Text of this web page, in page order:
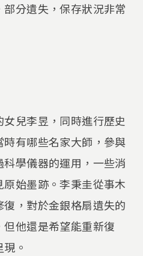
分遺失，保存狀況非常
兒李昱，同時進行歷史
有哪些名家大師，參與
學儀器的運用，一些消
始墨跡。李秉圭從事木
，對於金銀格扇遺失的
他還是希望能重新復
。